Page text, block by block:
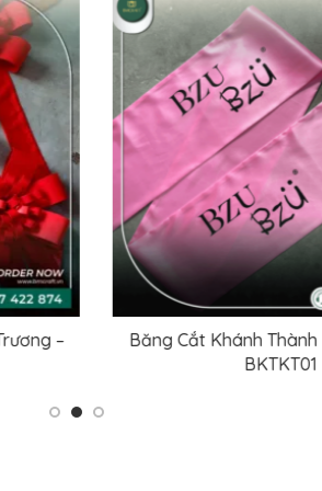
ĐỌC TIẾP
Khai Trương – NKTKT08 Nơ